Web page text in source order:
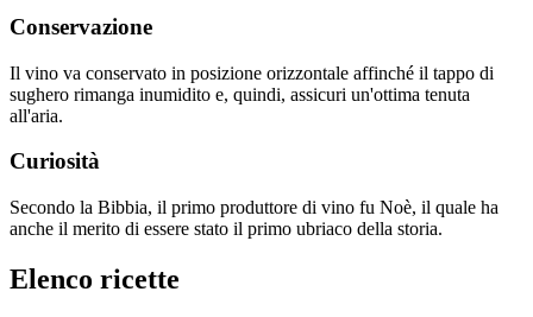
Conservazione
Il vino va conservato in posizione orizzontale affinché il tappo di
sughero rimanga inumidito e, quindi, assicuri un'ottima tenuta
all'aria.
Curiosità
Secondo la Bibbia, il primo produttore di vino fu Noè, il quale ha
anche il merito di essere stato il primo ubriaco della storia.
Elenco ricette